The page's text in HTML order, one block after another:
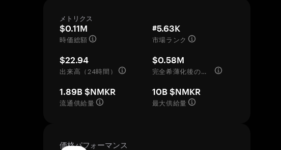
メトリクス
$0.11M
時価総額
#5.63K
市場ランク
$22.94
出来高（24時間）
$0.58M
完全希薄化後の評価額
1.89B $NMKR
流通供給量
10B $NMKR
最大供給量
価格パフォーマンス